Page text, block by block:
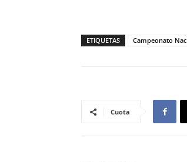
ETIQUETAS Campeonato
Cuota